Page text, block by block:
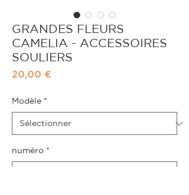
GRANDES FLEURS
CAMELIA - ACCESSOIRES
SOULIERS
20,00 €
Modèle *
numéro *